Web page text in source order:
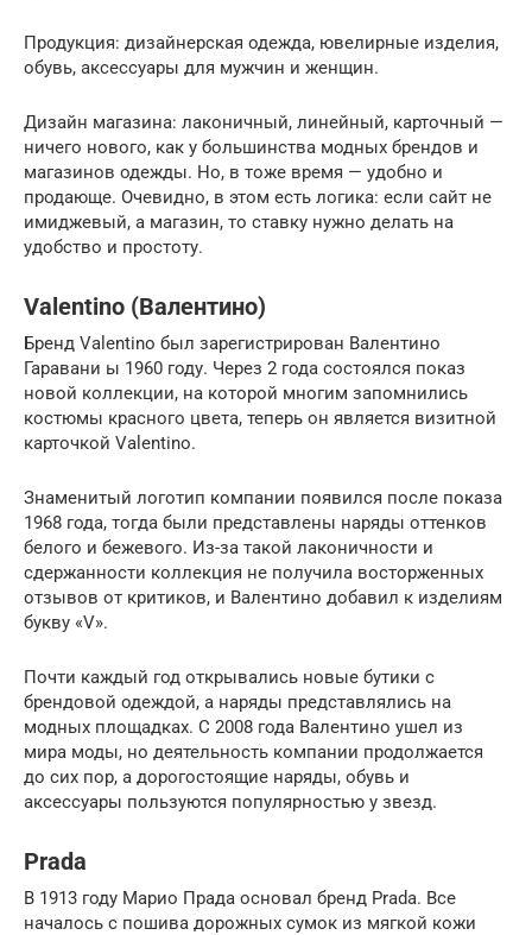
Продукция: дизайнерская одежда, ювелирные изделия,
обувь, аксессуары для мужчин и женщин.
Дизайн магазина: лаконичный, линейный, карточный —
ничего нового, как у большинства модных брендов и
магазинов одежды. Но, в тоже время — удобно и
продающе. Очевидно, в этом есть логика: если сайт не
имиджевый, а магазин, то ставку нужно делать на
удобство и простоту.
Valentino (Валентино)
Бренд Valentino был зарегистрирован Валентино
Гаравани ы 1960 году. Через 2 года состоялся показ
новой коллекции, на которой многим запомнились
костюмы красного цвета, теперь он является визитной
карточкой Valentino.
Знаменитый логотип компании появился после показа
1968 года, тогда были представлены наряды оттенков
белого и бежевого. Из-за такой лаконичности и
сдержанности коллекция не получила восторженных
отзывов от критиков, и Валентино добавил к изделиям
букву «V».
Почти каждый год открывались новые бутики с
брендовой одеждой, а наряды представлялись на
модных площадках. С 2008 года Валентино ушел из
мира моды, но деятельность компании продолжается
до сих пор, а дорогостоящие наряды, обувь и
аксессуары пользуются популярностью у звезд.
Prada
В 1913 году Марио Прада основал бренд Prada. Все
началось с пошива дорожных сумок из мягкой кожи